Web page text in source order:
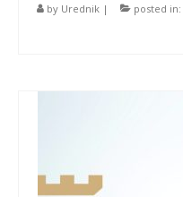
by Urednik | posted in: